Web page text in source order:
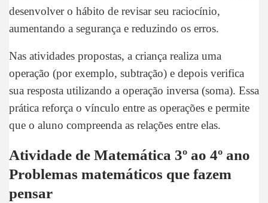
desenvolver o hábito de revisar seu raciocínio,
aumentando a segurança e reduzindo os erros.
Nas atividades propostas, a criança realiza uma
operação (por exemplo, subtração) e depois verifica
sua resposta utilizando a operação inversa (soma). Essa
prática reforça o vínculo entre as operações e permite
que o aluno compreenda as relações entre elas.
Atividade de Matemática 3º ao 4º ano
Problemas matemáticos que fazem
pensar